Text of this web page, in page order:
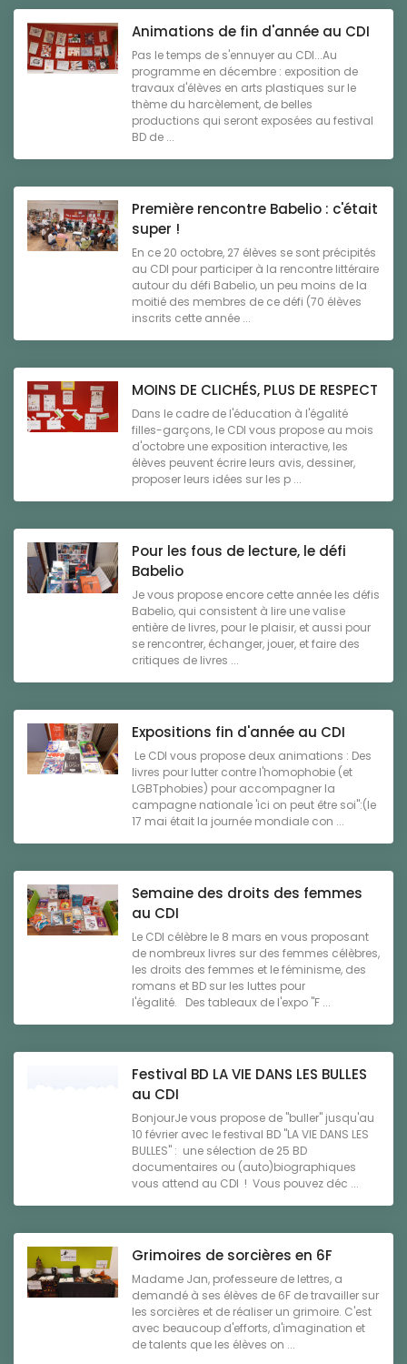
Animations de fin d'année au CDI
Pas le temps de s'ennuyer au CDI...Au
programme en décembre : exposition de
travaux d'élèves en arts plastiques sur le
thème du harcèlement, de belles
productions qui seront exposées au festival
BD de ...
Première rencontre Babelio : c'était
super !
En ce 20 octobre, 27 élèves se sont précipités
au CDI pour participer à la rencontre littéraire
autour du défi Babelio, un peu moins de la
moitié des membres de ce défi (70 élèves
inscrits cette année ...
MOINS DE CLICHÉS, PLUS DE RESPECT
Dans le cadre de l'éducation à l'égalité
filles-garçons, le CDI vous propose au mois
d'octobre une exposition interactive, les
élèves peuvent écrire leurs avis, dessiner,
proposer leurs idées sur les p ...
Pour les fous de lecture, le défi
Babelio
Je vous propose encore cette année les défis
Babelio, qui consistent à lire une valise
entière de livres, pour le plaisir, et aussi pour
se rencontrer, échanger, jouer, et faire des
critiques de livres ...
Expositions fin d'année au CDI
Le CDI vous propose deux animations : Des
livres pour lutter contre l'homophobie (et
LGBTphobies) pour accompagner la
campagne nationale 'ici on peut être soi":(le
17 mai était la journée mondiale con ...
Semaine des droits des femmes
au CDI
Le CDI célèbre le 8 mars en vous proposant
de nombreux livres sur des femmes célèbres,
les droits des femmes et le féminisme, des
romans et BD sur les luttes pour
l'égalité. Des tableaux de l'expo "F ...
Festival BD LA VIE DANS LES BULLES
au CDI
BonjourJe vous propose de "buller" jusqu'au
10 février avec le festival BD "LA VIE DANS LES
BULLES" : une sélection de 25 BD
documentaires ou (auto)biographiques
vous attend au CDI ! Vous pouvez déc ...
Grimoires de sorcières en 6F
Madame Jan, professeure de lettres, a
demandé à ses élèves de 6F de travailler sur
les sorcières et de réaliser un grimoire. C'est
avec beaucoup d'efforts, d'imagination et
de talents que les élèves on ...